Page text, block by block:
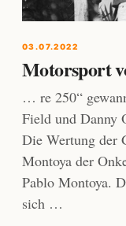
03.07.2022
Motorsport
… re 250“
Field und Danny
Die Wertung der
Montoya der
Pablo Montoya.
sich …